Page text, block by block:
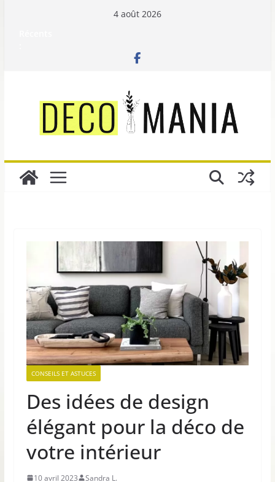
4 août 2026
CONSEILS ET ASTUCES
Des idées de design
élégant pour la déco de
votre intérieur
10 avril 2023 Sandra L.